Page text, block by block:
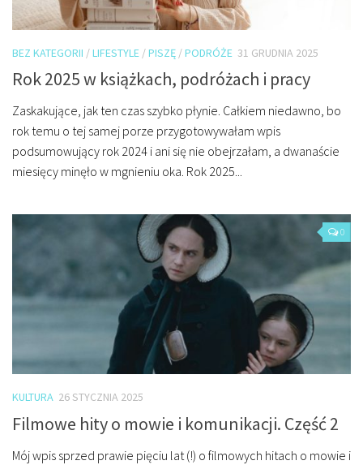
BEZ KATEGORII /LIFESTYLE /PISZĘ /PODRÓŻE 31 GRUDNIA 2025
Rok 2025 w książkach, podróżach i pracy
Zaskakujące, jak ten czas szybko płynie. Całkiem niedawno, bo
rok temu o tej samej porze przygotowywałam wpis
podsumowujący rok 2024 i ani się nie obejrzałam, a dwanaście
miesięcy minęło w mgnieniu oka. Rok 2025...
0
KULTURA 26 STYCZNIA 2025
Filmowe hity o mowie i komunikacji. Część 2
Mój wpis sprzed prawie pięciu lat (!) o filmowych hitach o mowie i